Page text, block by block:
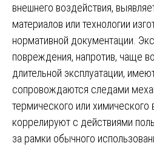
внешнего воздействия,
материалов или технологии
нормативной документации.
повреждения, напротив, чаще
длительной эксплуатации,
сопровождаются следами
термического или химического
коррелируют с действиями
за рамки обычного